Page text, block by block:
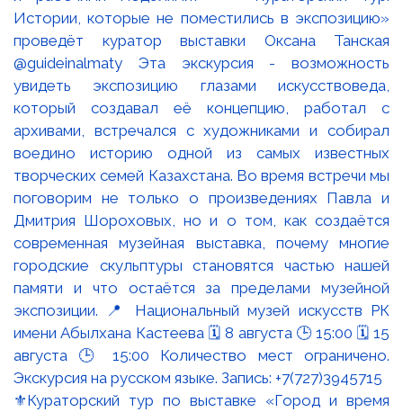
⚜️Кураторский тур по выставке «Город и время